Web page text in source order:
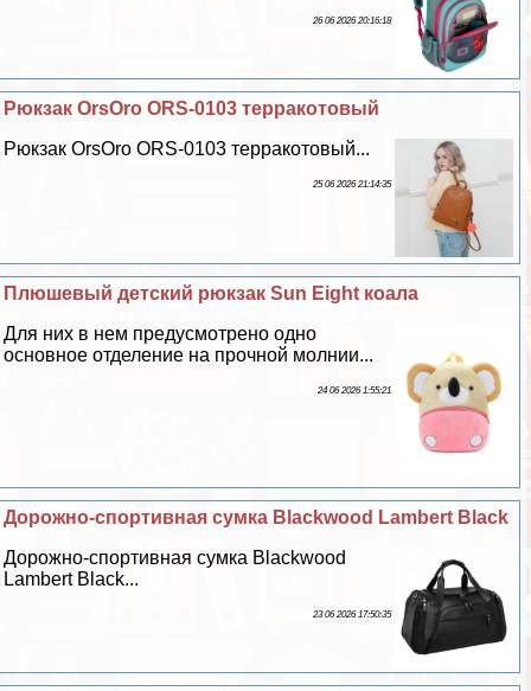
26 06 2026 20:16:18
Рюкзак OrsOro ORS-0103 терpaкотовый
Рюкзак OrsOro ORS-0103 терpaкотовый...
25 06 2026 21:14:35
Плюшевый детский рюкзак Sun Eight коала
Для них в нем предусмотрено одно
основное отделение на прочной молнии...
24 06 2026 1:55:21
Дорожно-спортивная сумка Blackwood Lambert Black
Дорожно-спортивная сумка Blackwood
Lambert Black...
23 06 2026 17:50:35